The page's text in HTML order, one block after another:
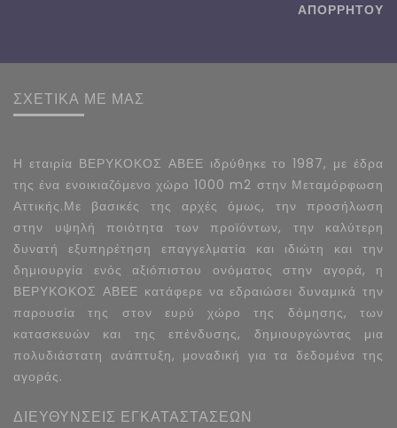
ΑΠΟΡΡΗΤΟΥ
ΣΧΕΤΙΚΑ ΜΕ ΜΑΣ
Η εταιρία ΒΕΡΥΚΟΚΟΣ ΑΒΕΕ ιδρύθηκε το 1987, με έδρα
της ένα ενοικιαζόμενο χώρο 1000 m2 στην Μεταμόρφωση
Αττικής.Με βασικές της αρχές όμως, την προσήλωση
στην υψηλή ποιότητα των προϊόντων, την καλύτερη
δυνατή εξυπηρέτηση επαγγελματία και ιδιώτη και την
δημιουργία ενός αξιόπιστου ονόματος στην αγορά, η
ΒΕΡΥΚΟΚΟΣ ΑΒΕΕ κατάφερε να εδραιώσει δυναμικά την
παρουσία της στον ευρύ χώρο της δόμησης, των
κατασκευών και της επένδυσης, δημιουργώντας μια
πολυδιάστατη ανάπτυξη, μοναδική για τα δεδομένα της
αγοράς.
ΔΙΕΥΘΥΝΣΕΙΣ ΕΓΚΑΤΑΣΤΑΣΕΩΝ